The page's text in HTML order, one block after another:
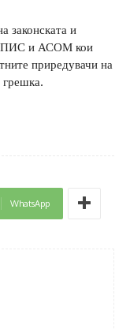
законската и
АПИС и АСОМ кои
приредувачи на
грешка.
WhatsApp